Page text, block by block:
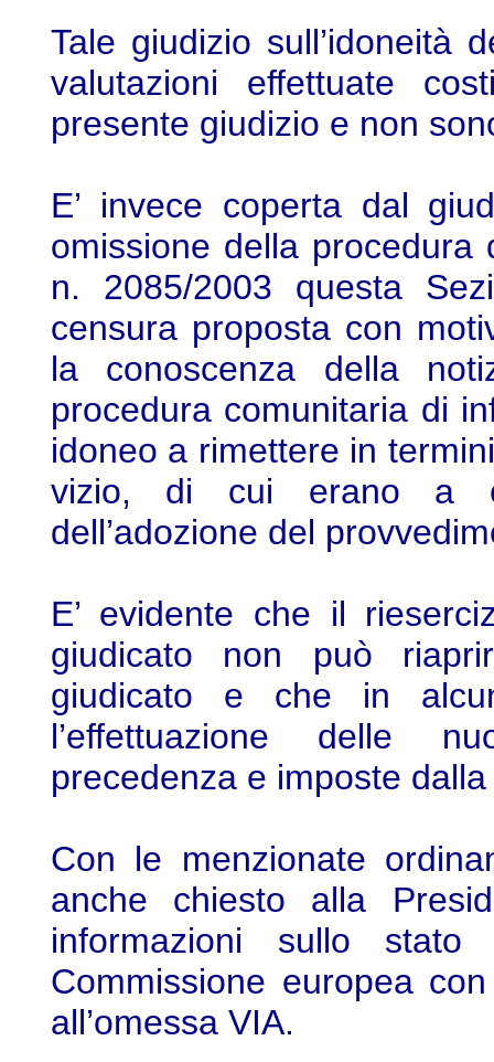
Tale giudizio sull’idoneità
valutazioni effettuate
presente giudizio e non
E’ invece coperta dal
omissione della
n. 2085/2003 questa
censura proposta con
la conoscenza della
procedura comunitaria di
idoneo a rimettere in
vizio, di cui erano a
dell’adozione del
E’ evidente che il
giudicato non può
giudicato e che in
l’effettuazione delle
precedenza e imposte
Con le menzionate
anche chiesto alla
informazioni sullo
Commissione europea
all’omessa VIA.